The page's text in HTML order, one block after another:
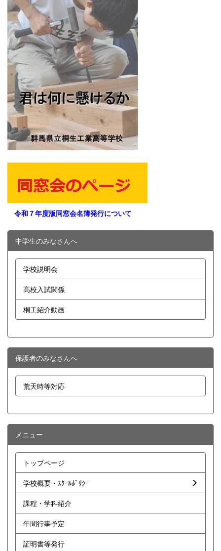
令和７年度版同窓会名簿発行について
中学生のみなさんへ
学校説明会
高校入試関係
桐工紹介動画
保護者のみなさんへ
荒天時等対応
メニュー
トップページ
学校概要・ｽｸｰﾙﾎﾟﾘｼｰ
課程・学科紹介
年間行事予定
証明書等発行